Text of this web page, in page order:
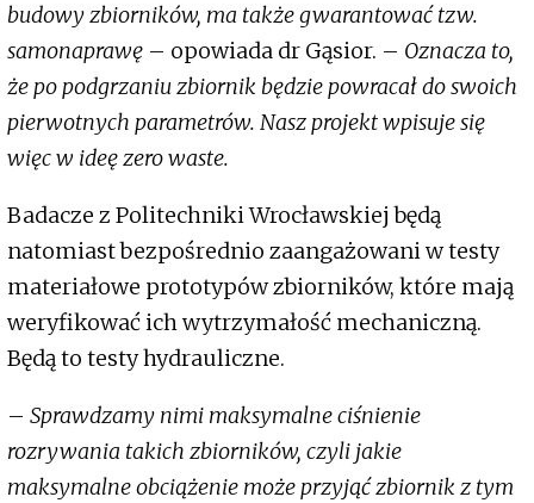
budowy zbiorników, ma także gwarantować tzw.
samonaprawę – opowiada dr Gąsior. – Oznacza to,
że po podgrzaniu zbiornik będzie powracał do swoich
pierwotnych parametrów. Nasz projekt wpisuje się
więc w ideę zero waste.
Badacze z Politechniki Wrocławskiej będą
natomiast bezpośrednio zaangażowani w testy
materiałowe prototypów zbiorników, które mają
weryfikować ich wytrzymałość mechaniczną.
Będą to testy hydrauliczne.
– Sprawdzamy nimi maksymalne ciśnienie
rozrywania takich zbiorników, czyli jakie
maksymalne obciążenie może przyjąć zbiornik z tym